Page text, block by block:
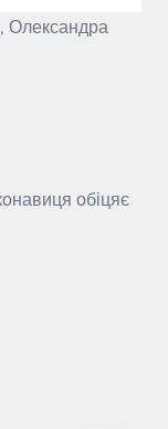
Олександра
обіцяє